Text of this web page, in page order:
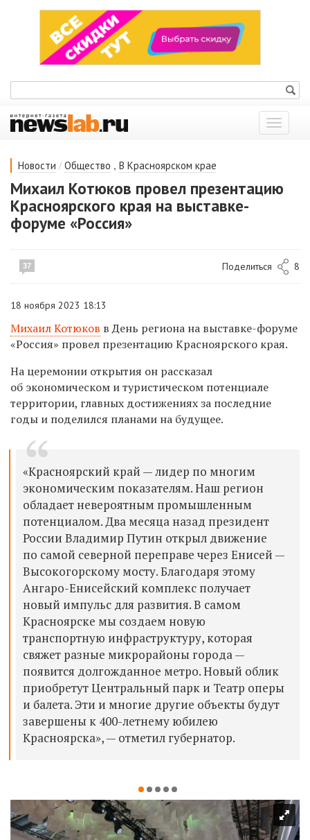
Показать
меню
Новости / Общество , В Красноярском крае
Михаил Котюков провел презентацию
Красноярского края на выставке-
форуме «Россия»
37 Поделиться 8
18 ноября 2023 18:13
Михаил Котюков в День региона на выставке-форуме
«Россия» провел презентацию Красноярского края.
На церемонии открытия он рассказал
об экономическом и туристическом потенциале
территории, главных достижениях за последние
годы и поделился планами на будущее.
«Красноярский край — лидер по многим
экономическим показателям. Наш регион
обладает невероятным промышленным
потенциалом. Два месяца назад президент
России Владимир Путин открыл движение
по самой северной переправе через Енисей —
Высокогорскому мосту. Благодаря этому
Ангаро-Енисейский комплекс получает
новый импульс для развития. В самом
Красноярске мы создаем новую
транспортную инфраструктуру, которая
свяжет разные микрорайоны города —
появится долгожданное метро. Новый облик
приобретут Центральный парк и Театр оперы
и балета. Эти и многие другие объекты будут
завершены к 400-летнему юбилею
Красноярска», — отметил губернатор.